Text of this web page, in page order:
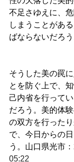
不足さゆえに、
しまうことがあ
ばならないだろう
そうした美の罠
とを防ぐ上で、
己内省を行って
だろう。美的体
の双方を行った
で、今日からの
う。山口県光市 ：
05:22